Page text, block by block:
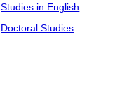
Studies in English
Doctoral Studies